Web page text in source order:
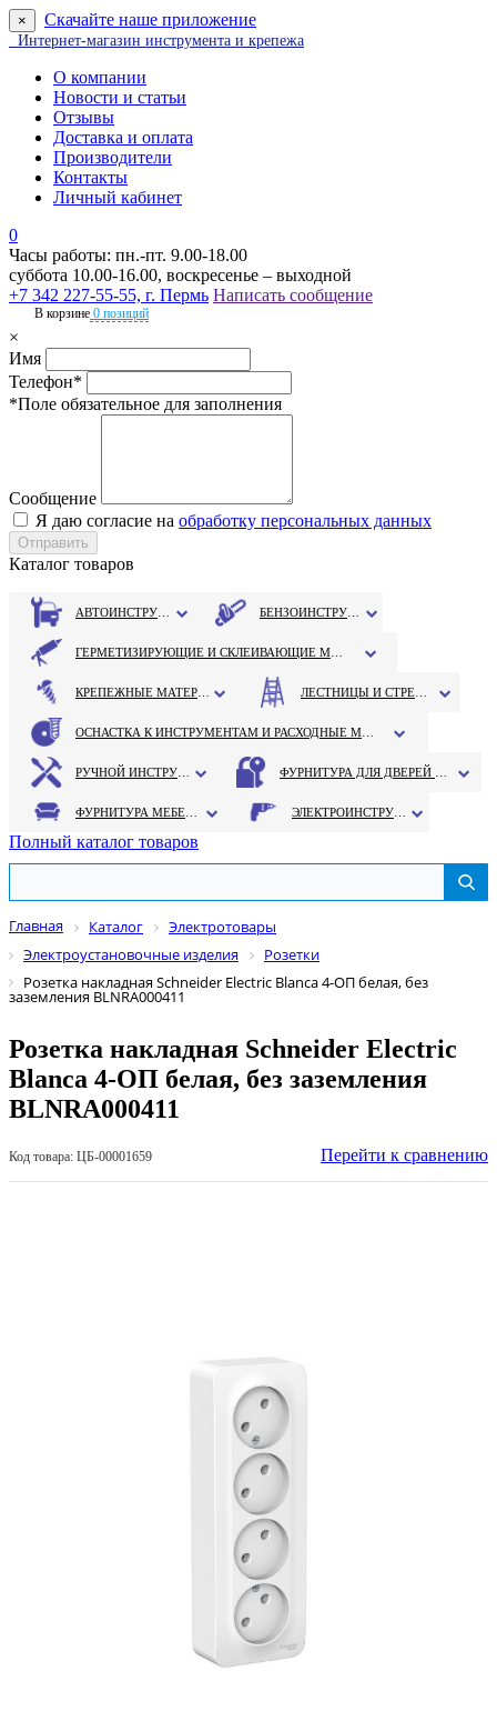
× Скачайте наше приложение
Интернет-магазин инструмента и крепежа
О компании
Новости и статьи
Отзывы
Доставка и оплата
Производители
Контакты
Личный кабинет
0
Часы работы: пн.-пт. 9.00-18.00
суббота 10.00-16.00, воскресенье – выходной
+7 342 227-55-55, г. Пермь Написать сообщение
В корзине 0 позиций
×
Имя
Телефон*
*Поле обязательное для заполнения
Сообщение
Я даю согласие на обработку персональных данных
Каталог товаров
Полный каталог товаров
Главная Каталог
Электротовары
Электроустановочные изделия
Розетки
Розетка накладная Schneider Electric Blanca 4-OП белая, без
заземления BLNRA000411
Розетка накладная Schneider Electric
Blanca 4-OП белая, без заземления
BLNRA000411
Код товара: ЦБ-00001659 Перейти к сравнению